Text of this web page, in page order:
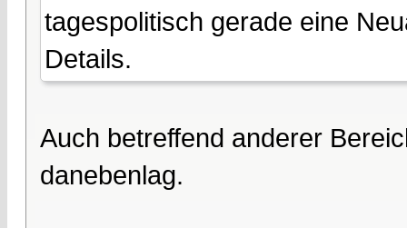
tagespolitisch gerade eine
Details.
Auch betreffend anderer
danebenlag.